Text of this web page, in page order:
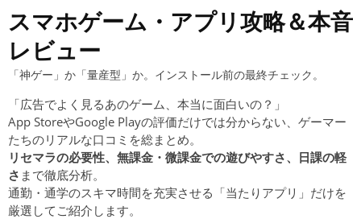
スマホゲーム・アプリ攻略＆本音
レビュー
「神ゲー」か「量産型」か。インストール前の最終チェック。
「広告でよく見るあのゲーム、本当に面白いの？」
App StoreやGoogle Playの評価だけでは分からない、ゲーマー
たちのリアルな口コミを総まとめ。
リセマラの必要性、無課金・微課金での遊びやすさ、日課の軽
さ まで徹底分析。
通勤・通学のスキマ時間を充実させる「当たりアプリ」だけを
厳選してご紹介します。